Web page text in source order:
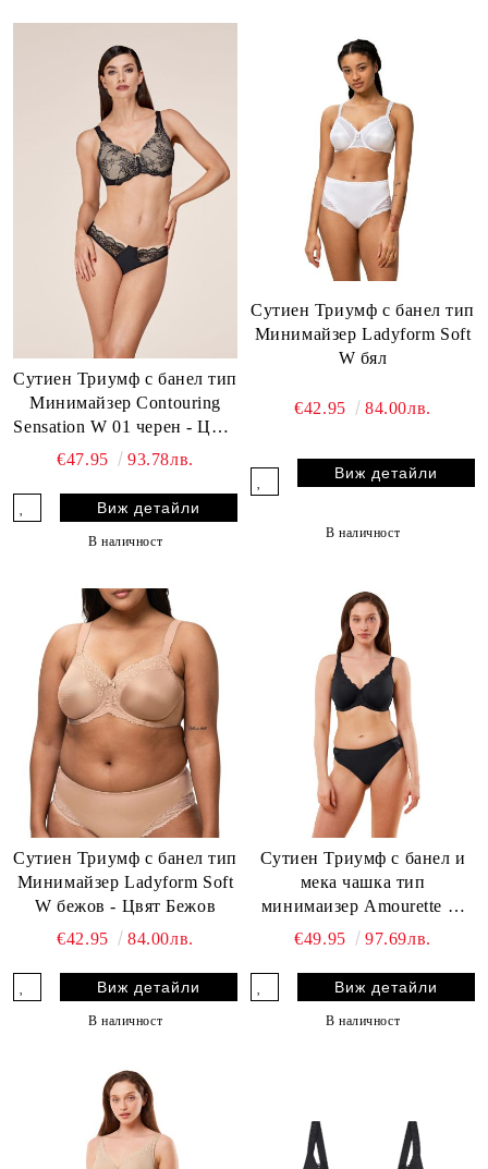
Сутиен Триумф с банел тип
Минимайзер Contouring
Sensation W 01 черен - Цвят
Черен
€47.95 93.78лв.
Виж детайли
В наличност
Сутиен Триумф с банел тип
Минимайзер Ladyform Soft
W бял
€42.95 84.00лв.
Виж детайли
В наличност
Сутиен Триумф с банел тип
Минимайзер Ladyform Soft
W бежов - Цвят Бежов
€42.95
84.00лв.
Виж детайли
В наличност
Сутиен Триумф с банел и
мека чашка тип
минимаизер Amourette W
01 черен
€49.95 97.69лв.
Виж детайли
В наличност